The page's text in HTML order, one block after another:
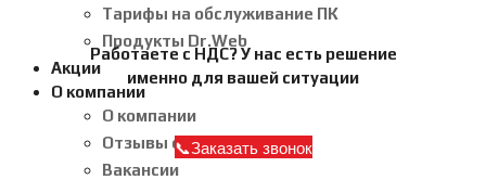
Тарифы на обслуживание ПК
Продукты Dr.Web
Акции
О компании
О компании
Отзывы о нас
Вакансии
Работаете с НДС? У нас есть решение
именно для вашей ситуации
Заказать звонок